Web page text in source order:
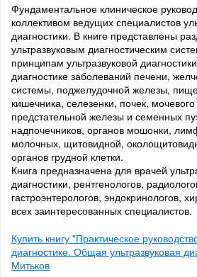
Фундаментальное клиническое
коллективом ведущих специалистов
диагностики. В книге представлены
ультразвуковым диагностическим
принципам ультразвуковой
диагностике заболеваний печени,
системы, поджелудочной железы,
кишечника, селезенки, почек,
предстательной железы и семенных
надпочечников, органов мошонки,
молочных, щитовидной,
органов грудной клетки.
Книга предназначена для врачей
диагностики, рентгенологов,
гастроэнтерологов, эндокринологов,
всех заинтересованных специалистов.
Купить книгу "Практическое
диагностике. Общая ультразвуковая
Митьков